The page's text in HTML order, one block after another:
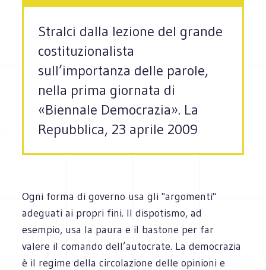
Stralci dalla lezione del grande
costituzionalista
sull’importanza delle parole,
nella prima giornata di
«Biennale Democrazia». La
Repubblica, 23 aprile 2009
Ogni forma di governo usa gli "argomenti"
adeguati ai propri fini. Il dispotismo, ad
esempio, usa la paura e il bastone per far
valere il comando dell’autocrate. La democrazia
è il regime della circolazione delle opinioni e